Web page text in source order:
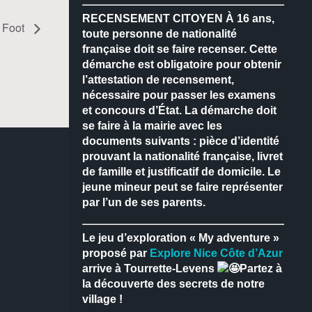
RECENSEMENT CITOYEN À 16 ans,
toute personne de nationalité
française doit se faire recenser. Cette
démarche est obligatoire pour obtenir
l’attestation de recensement,
nécessaire pour passer les examens
et concours d’État.La démarche doit
se faire à la mairie avec les
documents suivants : pièce d’identité
prouvant la nationalité française, livret
de famille et justificatif de domicile.Le
jeune mineur peut se faire représenter
par l’un de ses parents.
Le jeu d’exploration « My adventure »
proposé par Explore Nice Côte d’Azur
arrive à Tourrette-Levens
Partez à
la découverte des secrets de notre
village !